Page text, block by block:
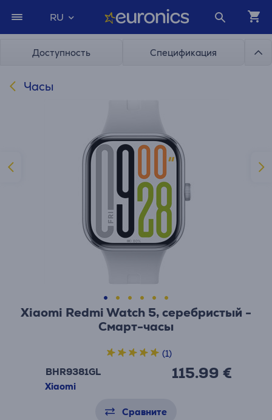
RU
Доступность Спецификация
Часы
Xiaomi Redmi Watch 5, серебристый -
Смарт-часы
BHR9381GL
Xiaomi
115.99 €
(1)
Сравните